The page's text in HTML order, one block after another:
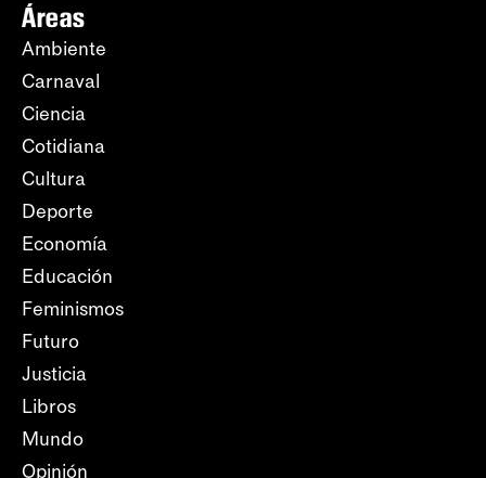
Áreas
Ambiente
Carnaval
Ciencia
Cotidiana
Cultura
Deporte
Economía
Educación
Feminismos
Futuro
Justicia
Libros
Mundo
Opinión